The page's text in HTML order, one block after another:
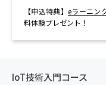
【申込特典】 eラーニン
料体験プレゼント！
IoT技術入門コース